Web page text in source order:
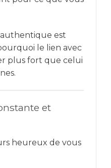
est
le lien avec
plus fort que celui
et
heureux de vous